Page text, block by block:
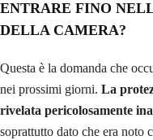
ENTRARE FINO
DELLA CAMERA?
Questa è la domanda che
nei prossimi giorni. La
rivelata pericolosamente
soprattutto dato che era noto